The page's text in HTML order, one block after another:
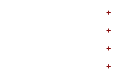
+
+
+
+